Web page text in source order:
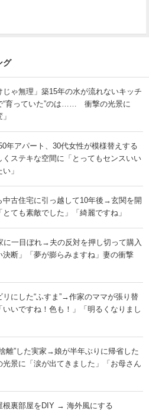
グ
じゃ無理」築15年の水が流れないキッチ
“育っていた”のは…… 衝撃の光景に
年アパート、30代女性が模様替えする
ステキな空間に「とってもセンスいい
」
中古住宅に引っ越して10年後→玄関を開
も素敵でした」「綺麗ですね」
に一目ぼれ→夫の反対を押し切って購入
断」「夢が膨らみますね」妻の衝撃
リにした“ふすま”→作家のママが張り替
ですね！色も！」「明るくなりまし
離”した実家→娘が半年ぶりに帰省した
に「涙が出てきました」「お母さん
根裏部屋をDIY → 海外風にする